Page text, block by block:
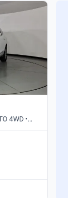
4WD •